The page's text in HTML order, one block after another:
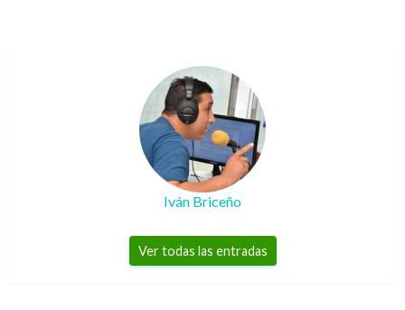
Iván Briceño
Ver todas las entradas